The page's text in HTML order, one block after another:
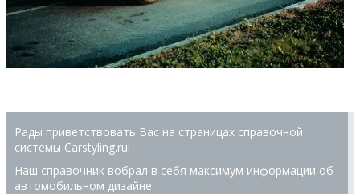
Рады приветствовать Вас на страницах справочной
системы Сarstyling.ru!
Наш справочник вобрал в себя максимум информации об
автомобильном дизайне: